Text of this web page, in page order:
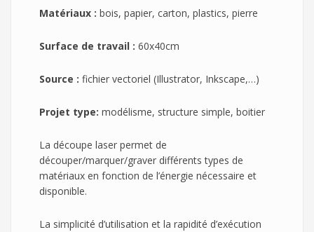
Matériaux : bois, papier, carton, plastics, pierre
Surface de travail : 60x40cm
Source : fichier vectoriel (Illustrator, Inkscape,…)
Projet type: modélisme, structure simple, boitier
La découpe laser permet de
découper/marquer/graver différents types de
matériaux en fonction de l’énergie nécessaire et
disponible.
La simplicité d’utilisation et la rapidité d’exécution